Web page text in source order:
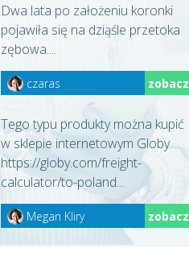
Dwa lata po założeniu koronki
pojawiła się na dziąśle przetoka
zębowa....
czaras zobacz
Tego typu produkty można kupić
w sklepie internetowym Globy
https://globy.com/freight-
calculator/to-poland...
Megan Kliry zobacz